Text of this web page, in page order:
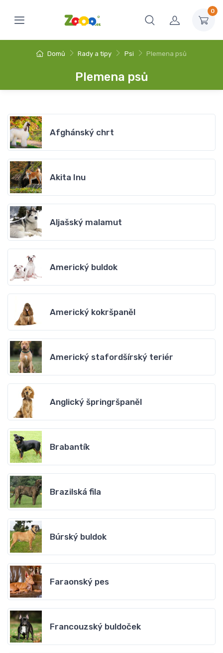
0
Domů Rady a tipy Psi Plemena psů
Plemena psů
Afghánský chrt
Akita Inu
Aljašský malamut
Americký buldok
Americký kokršpaněl
Americký stafordšírský teriér
Anglický špringršpaněl
Brabantík
Brazilská fila
Búrský buldok
Faraonský pes
Francouzský buldoček